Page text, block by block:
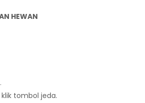
HEWAN
tombol jeda.